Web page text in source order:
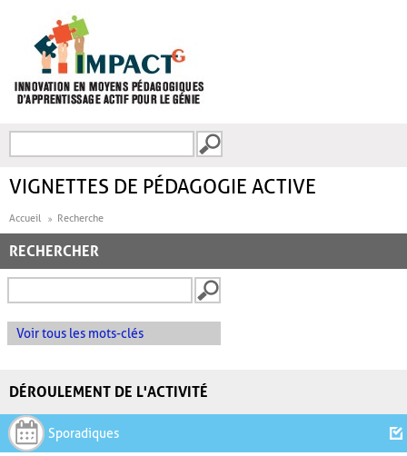
FORMULAIRE DE
VIGNETTES DE PÉDAGOGIE ACTIVE
Accueil Recherche
RECHERCHER
Voir tous les mots-clés
DÉROULEMENT DE L'ACTIVITÉ
Sporadiques